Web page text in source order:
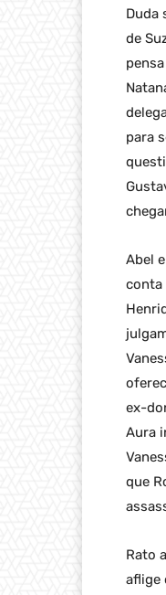
Duda
de
para
Abel
conta
ex-
Aura
que
Rato
aflige